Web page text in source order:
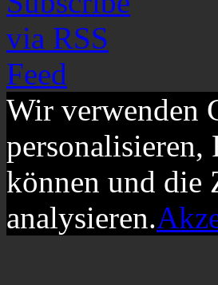
Wir verwenden
können und die
analysieren.